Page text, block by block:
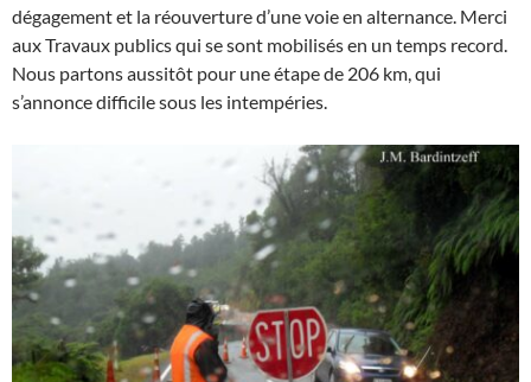
dégagement et la réouverture d’une voie en alternance. Merci
aux Travaux publics qui se sont mobilisés en un temps record.
Nous partons aussitôt pour une étape de 206 km, qui
s’annonce difficile sous les intempéries.